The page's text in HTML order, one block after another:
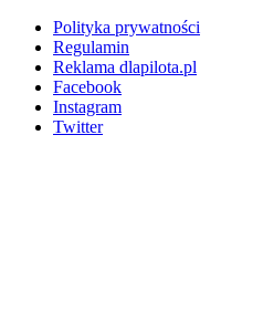
Polityka prywatności
Regulamin
Reklama dlapilota.pl
Facebook
Instagram
Twitter